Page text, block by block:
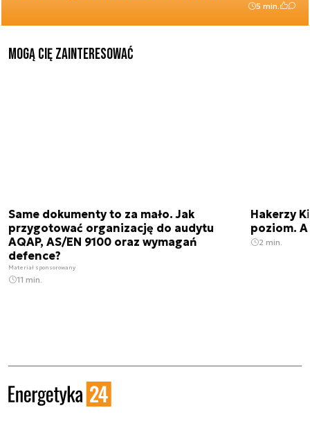
5 min.
Mogą Cię zainteresować
Same dokumenty to za mało. Jak
przygotować organizację do audytu
AQAP, AS/EN 9100 oraz wymagań
defence?
Materiał sponsorowany
11 min.
Hakerzy
poziom.
2 min.